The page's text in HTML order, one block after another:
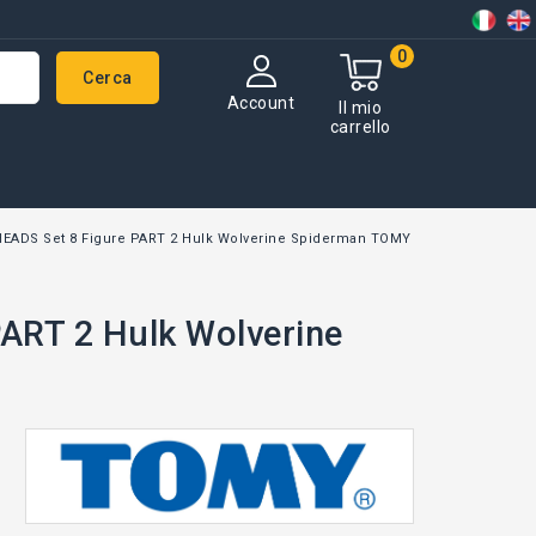
Il mio
carrello
0
Account
Cerca
Set 8 Figure PART 2 Hulk Wolverine Spiderman TOMY
2 Hulk Wolverine